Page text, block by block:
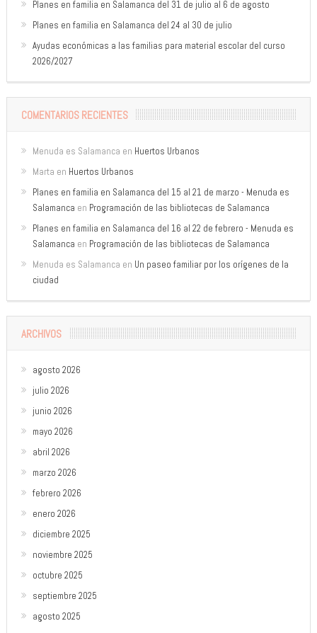
Planes en familia en Salamanca del 31 de julio al 6 de agosto
Planes en familia en Salamanca del 24 al 30 de julio
Ayudas económicas a las familias para material escolar del curso
2026/2027
COMENTARIOS RECIENTES
Menuda es Salamanca en Huertos Urbanos
Marta en Huertos Urbanos
Planes en familia en Salamanca del 15 al 21 de marzo - Menuda es
Salamanca en Programación de las bibliotecas de Salamanca
Planes en familia en Salamanca del 16 al 22 de febrero - Menuda es
Salamanca en Programación de las bibliotecas de Salamanca
Menuda es Salamanca en Un paseo familiar por los orígenes de la
ciudad
ARCHIVOS
agosto 2026
julio 2026
junio 2026
mayo 2026
abril 2026
marzo 2026
febrero 2026
enero 2026
diciembre 2025
noviembre 2025
octubre 2025
septiembre 2025
agosto 2025